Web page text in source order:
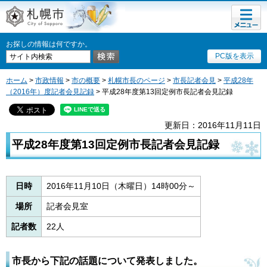
札幌市
お探しの情報は何ですか。
PC版を表示
メニュ
ー
ホーム > 市政情報 > 市の概要 > 札幌市長のページ > 市長記者会見 > 平成28年
（2016年）度記者会見記録 > 平成28年度第13回定例市長記者会見記録
更新日：2016年11月11日
平成28年度第13回定例市長記者会見記録
日時 2016年11月10日（木曜日）14時00分～
場所 記者会見室
記者数 22人
市長から下記の話題について発表しました。